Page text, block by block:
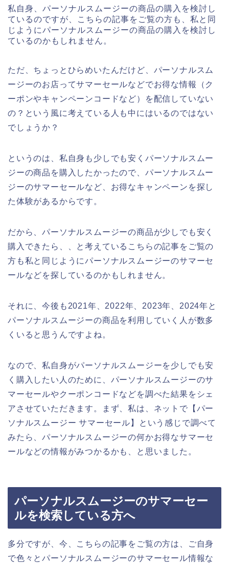
私自身、パーソナルスムージーの商品の購入を検討し
ているのですが、こちらの記事をご覧の方も、私と同
じようにパーソナルスムージーの商品の購入を検討し
ているのかもしれません。
ただ、ちょっとひらめいたんだけど、パーソナルスム
ージーのお店ってサマーセールなどでお得な情報（ク
ーポンやキャンペーンコードなど）を配信していない
の？という風に考えている人も中にはいるのではない
でしょうか？
というのは、私自身も少しでも安くパーソナルスムー
ジーの商品を購入したかったので、パーソナルスムー
ジーのサマーセールなど、お得なキャンペーンを探し
た体験があるからです。
だから、パーソナルスムージーの商品が少しでも安く
購入できたら、、と考えているこちらの記事をご覧の
方も私と同じようにパーソナルスムージーのサマーセ
ールなどを探しているのかもしれません。
それに、今後も2021年、2022年、2023年、2024年と
パーソナルスムージーの商品を利用していく人が数多
くいると思うんですよね。
なので、私自身がパーソナルスムージーを少しでも安
く購入したい人のために、パーソナルスムージーのサ
マーセールやクーポンコードなどを調べた結果をシェ
アさせていただきます。まず、私は、ネットで【パー
ソナルスムージー サマーセール】という感じで調べて
みたら、パーソナルスムージーの何かお得なサマーセ
ールなどの情報がみつかるかも、と思いました。
パーソナルスムージーのサマーセー
ルを検索している方へ
多分ですが、今、こちらの記事をご覧の方は、ご自身
で色々とパーソナルスムージーのサマーセール情報な